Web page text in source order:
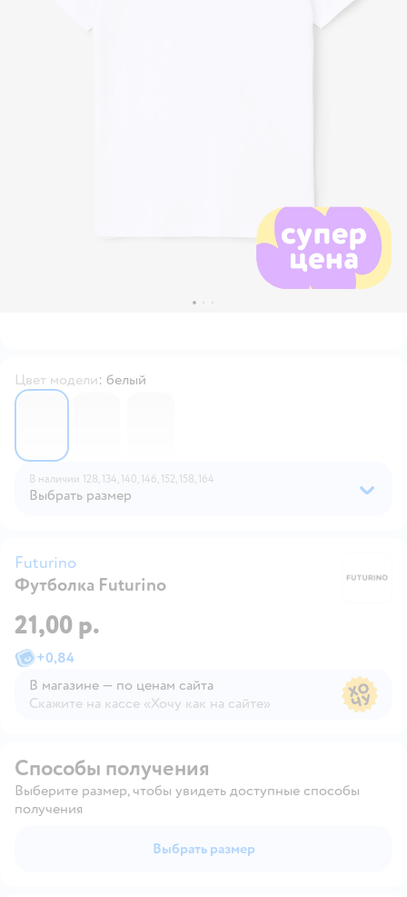
Цвет модели: белый
7106396
В наличии 128, 134, 140, 146, 152, 158, 164
Выбрать размер
Futurino
Футболка Futurino
21,00 р.
+0,84
В магазине — по ценам сайта
Скажите на кассе «Хочу как на сайте»
Способы получения
Выберите размер, чтобы увидеть доступные способы
получения
Выбрать размер